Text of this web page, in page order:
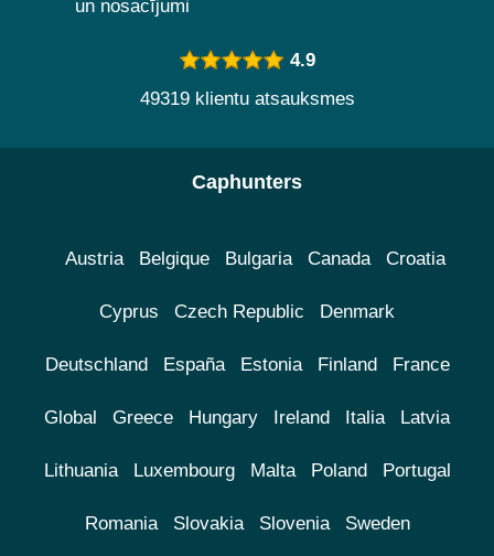
un nosacījumi
4.9
49319 klientu atsauksmes
Caphunters
Austria Belgique Bulgaria Canada Croatia
Cyprus Czech Republic Denmark
Deutschland España Estonia Finland France
Global Greece Hungary Ireland Italia Latvia
Lithuania Luxembourg Malta Poland Portugal
Romania Slovakia Slovenia Sweden